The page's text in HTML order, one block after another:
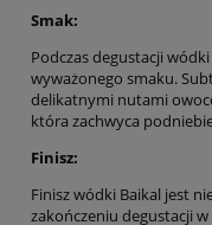
Smak:
Podczas degustacji
wyważonego smaku.
delikatnymi nutami
która zachwyca
Finisz:
Finisz wódki Baikal jest
zakończeniu degustacji